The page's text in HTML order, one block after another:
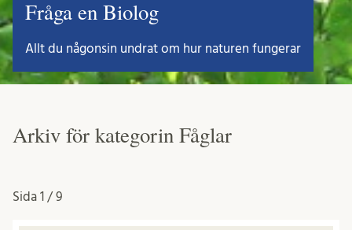
Fråga en Biolog
Allt du någonsin undrat om hur naturen fungerar
Arkiv för kategorin Fåglar
Sida 1 / 9